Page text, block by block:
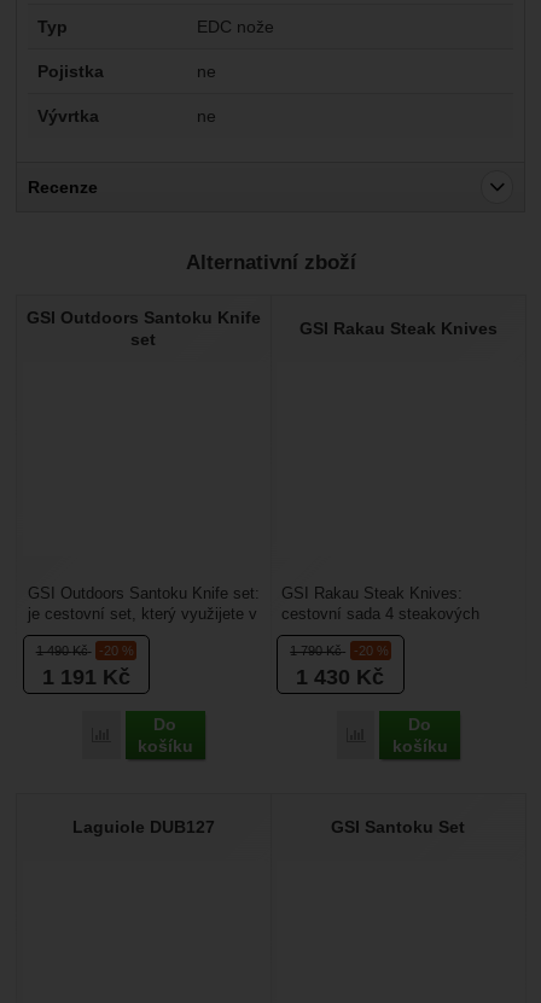
Typ EDC nože
Pojistka ne
Vývrtka ne
Recenze
Nebyla přidána žádná recenze.
Alternativní zboží
GSI Outdoors Santoku Knife
set
1 490Kč -20 %
1 191 Kč
Porovnat
Do
košíku
GSI Outdoors Santoku Knife set:
je cestovní set, který využijete v
kempu na dovolené. Obsahuje
kuchyňské...
GSI Rakau Steak Knives
1 790Kč -20 %
1 430 Kč
Porovnat
Do
košíku
GSI Rakau Steak Knives:
cestovní sada 4 steakových
zavíracích nožů v praktickém
přepravním obalu. Nože...
Laguiole DUB127 GSI Santoku Set